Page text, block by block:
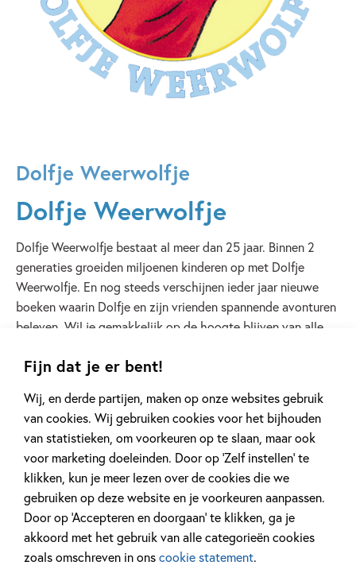
Fijn dat je er bent!
Wij, en derde partijen, maken op onze websites gebruik
van cookies. Wij gebruiken cookies voor het bijhouden
van statistieken, om voorkeuren op te slaan, maar ook
voor marketing doeleinden. Door op ‘Zelf instellen’ te
klikken, kun je meer lezen over de cookies die we
gebruiken op deze website en je voorkeuren aanpassen.
Door op ‘Accepteren en doorgaan’ te klikken, ga je
akkoord met het gebruik van alle categorieën cookies
zoals omschreven in onscookie statement.
Dolfje Weerwolfje
Dolfje Weerwolfje
Dolfje Weerwolfje bestaat al meer dan 25 jaar. Binnen 2
generaties groeiden miljoenen kinderen op met Dolfje
Weerwolfje. En nog steeds verschijnen ieder jaar nieuwe
boeken waarin Dolfje en zijn vrienden spannende avonturen
beleven. Wil je gemakkelijk op de hoogte blijven van alle
Lees verder
Andere boeken uit de serie 'Dolfje
Weerwolfje'